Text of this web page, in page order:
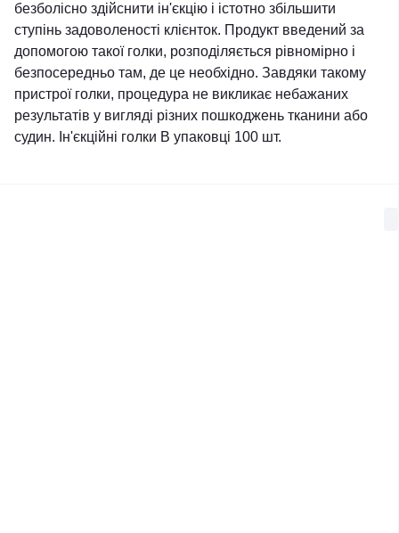
безболісно здійснити ін'єкцію і істотно збільшити
ступінь задоволеності клієнток. Продукт введений за
допомогою такої голки, розподіляється рівномірно і
безпосередньо там, де це необхідно. Завдяки такому
пристрої голки, процедура не викликає небажаних
результатів у вигляді різних пошкоджень тканини або
судин. Ін'єкційні голки В упаковці 100 шт.